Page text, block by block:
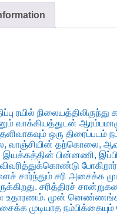
ரயில்
வாக்கியத்துடன்
ஒரு
வாஞ்சியின் தற்கொலை, ஆஷ்
இயக்கத்தின் பின்னணி,
சார்ந்தும் சரி
சரித்திரச்
உதாரணம். முன்
முடியாத